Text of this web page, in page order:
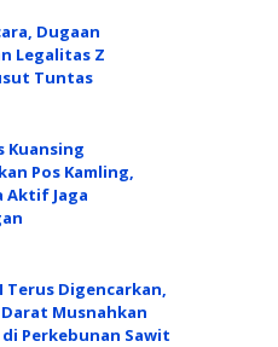
Dugaan
Legalitas Z
Tuntas
Kuansing
Pos Kamling,
Aktif Jaga
Terus Digencarkan,
Musnahkan
Perkebunan Sawit